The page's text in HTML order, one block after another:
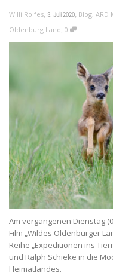
Willi Rolfes, 3. Juli 2020, Blog, ARD
Oldenburg Land, 0
Am vergangenen Dienstag
Film „Wildes Oldenburger
Reihe „Expeditionen ins
und Ralph Schieke in die
Heimatlandes.